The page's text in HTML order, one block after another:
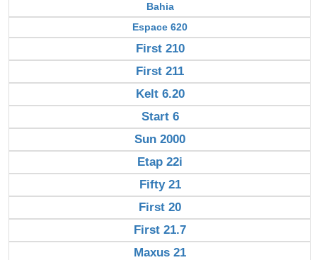
Bahia
Espace 620
First 210
First 211
Kelt 6.20
Start 6
Sun 2000
Etap 22i
Fifty 21
First 20
First 21.7
Maxus 21